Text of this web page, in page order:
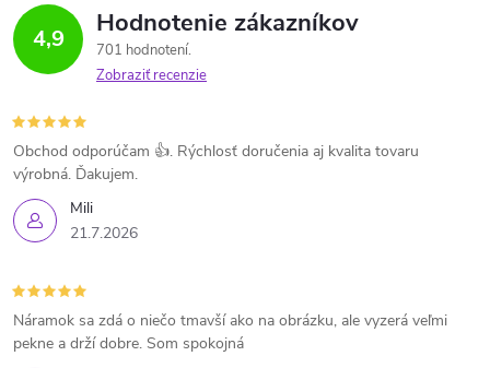
4,9 Hodnotenie zákazníkov
701 hodnotení
Zobraziť recenzie
Mili
21.7.2026
Obchod odporúčam 👍. Rýchlosť doručenia aj kvalita tovaru
výrobná. Ďakujem.
Náramok sa zdá o niečo tmavší ako na obrázku, ale vyzerá veľmi
pekne a drží dobre. Som spokojná